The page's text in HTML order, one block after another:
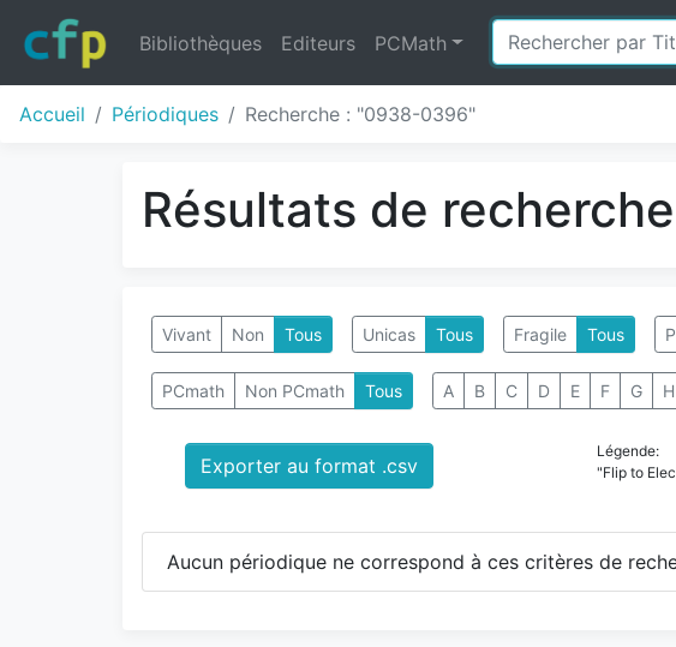
Bibliothèques Editeurs PCMath
Accueil Périodiques Recherche : "0938-0396"
Résultats de
Vivant Non Tous Unicas Tous Fragile Tous
PCmath Non PCmath Tous A B C D E F G H
Exporter au format .csv
Légende:
"Flip to
Aucun périodique ne correspond à ces critères de